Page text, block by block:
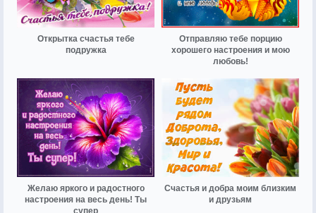
Открытка счастья тебе
подружка
Отправляю тебе порцию
хорошего настроения и мою
любовь!
Желаю яркого и радостного
настроения на весь день! Ты
супер
Счастья и добра моим близким
и друзьям